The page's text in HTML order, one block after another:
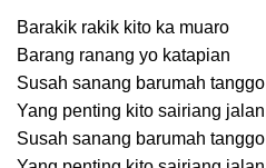
Barakik rakik kito ka muaro
Barang ranang yo katapian
Susah sanang barumah tanggo
Yang penting kito sairiang jalan
Susah sanang barumah tanggo